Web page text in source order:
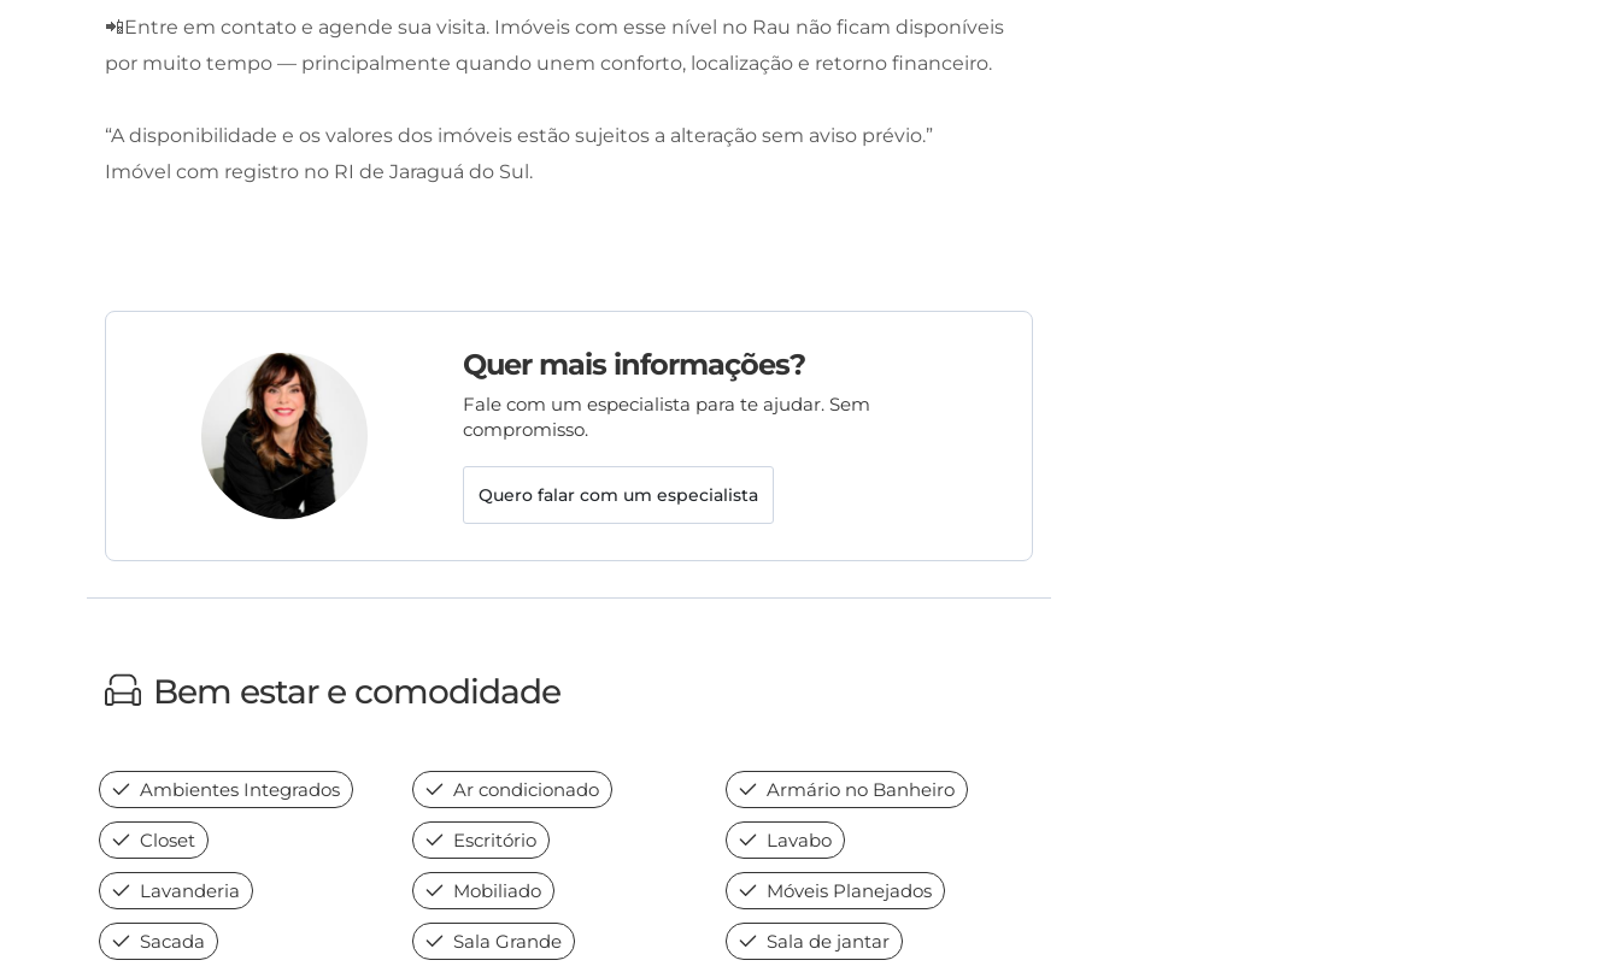
📲Entre em contato e agende sua visita. Imóveis com esse nível no Rau não ficam disponíveis
por muito tempo — principalmente quando unem conforto, localização e retorno financeiro.
“A disponibilidade e os valores dos imóveis estão sujeitos a alteração sem aviso prévio.”
Imóvel com registro no RI de Jaraguá do Sul.
Quer mais informações?
Fale com um especialista para te ajudar. Sem
compromisso.
Quero falar com um especialista
Bem estar e comodidade
Ambientes Integrados Ar condicionado Armário no Banheiro
Closet Escritório Lavabo
Lavanderia Mobiliado Móveis Planejados
Sacada Sala Grande Sala de jantar